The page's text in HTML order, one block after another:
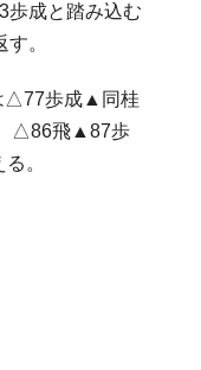
成と踏み込む
。
△77歩成▲同桂
△86飛▲87歩
。